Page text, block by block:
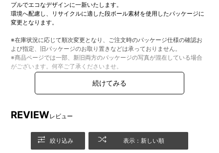
プルでエコなデザインに一新いたします。
環境へ配慮し、リサイクルに適した段ボール素材を使用したパッケージに
変更となります。
※在庫状況に応じて順次変更となり、ご注文時のパッケージ仕様の確認お
よび指定、旧パッケージのお取り置きなどは承っておりません。
※商品ページでは一部、新旧両方のパッケージの写真が混在している場合
がございます。何卒ご了承くださいませ。
※切替期間中のご注文に関する詳細は
DETAIL商品詳細
BRUNO コンパクトホットプレートとは…
REVIEWレビュー
絞り込み 表示：新しい順